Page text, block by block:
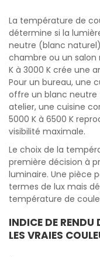
La température de
détermine si la
neutre (blanc
chambre ou un
K à 3000 K crée une
Pour un bureau, une
offre un blanc neutre
atelier, une cuisine
5000 K à 6500 K
visibilité maximale.
Le choix de la
première décision à
luminaire. Une pièce
termes de lux mais
température de
INDICE DE
LES VRAIES